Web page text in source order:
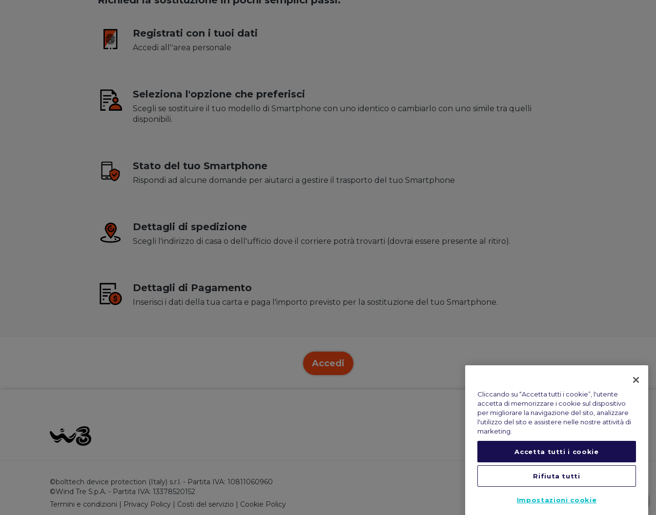
Registrati con i tuoi dati
Accedi all''area personale
Seleziona l'opzione che preferisci
Scegli se sostituire il tuo modello di Smartphone con uno identico o cambiarlo con uno simile tra quelli
disponibili.
Stato del tuo Smartphone
Rispondi ad alcune domande per aiutarci a gestire il trasporto del tuo Smartphone
Dettagli di spedizione
Scegli l'indirizzo di casa o dell'ufficio dove il corriere potrà trovarti (dovrai essere presente al ritiro).
Dettagli di Pagamento
Inserisci i dati della tua carta e paga l'importo previsto per la sostituzione del tuo Smartphone.
Accedi
©bolttech device protection (Italy) s.r.l. - Partita IVA: 10811060960
©Wind Tre S.p.A. - Partita IVA: 13378520152
Termini e condizioni | Privacy Policy | Costi del servizio | Cookie Policy
Cliccando su “Accetta tutti i cookie”, l'utente
accetta di memorizzare i cookie sul dispositivo
per migliorare la navigazione del sito, analizzare
l'utilizzo del sito e assistere nelle nostre attività di
marketing.
Accetta tutti i cookie
Rifiuta tutti
Impostazioni cookie